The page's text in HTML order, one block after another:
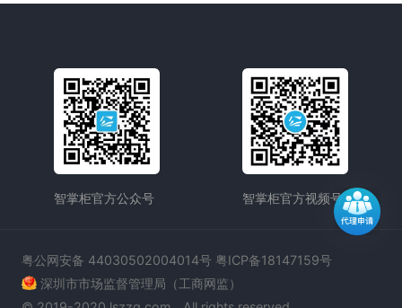
智掌柜官方公众号 智掌柜官方视频号
粤公网安备 44030502004014号 粤ICP备18147159号
深圳市市场监督管理局（工商网监）